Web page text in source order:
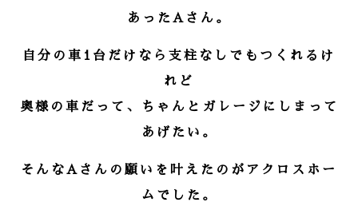
あったAさん。
自分の車1台だけなら支柱なしでもつくれるけ
れど
奥様の車だって、ちゃんとガレージにしまって
あげたい。
そんなAさんの願いを叶えたのがアクロスホー
ムでした。